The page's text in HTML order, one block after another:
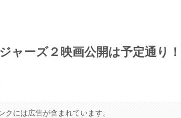
ャーズ２映画公開は予定通り
クには広告が含まれています。